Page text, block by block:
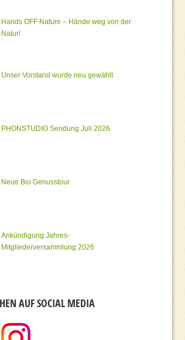
Hands OFF Nature – Hände weg von der
Natur!
Unser Vorstand wurde neu gewählt
PHONSTUDIO Sendung Juli 2026
Neue Bio Genusstour
Ankündigung Jahres-
Mitgliederversammlung 2026
AUF SOCIAL MEDIA